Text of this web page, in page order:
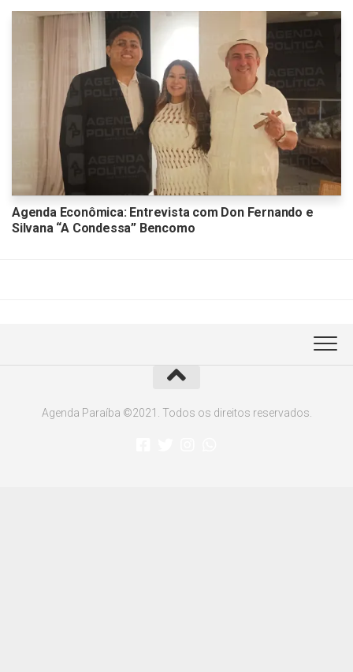
Agenda Econômica: Entrevista com Don Fernando e
Silvana “A Condessa” Bencomo
Agenda Paraíba ©2021. Todos os direitos reservados.